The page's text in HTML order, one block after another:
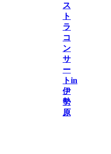
ス
ト
ラ
コ
ン
サ
ー
トin
伊
勢
原